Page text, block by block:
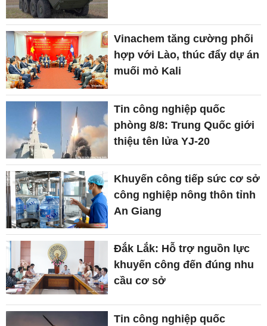
Vinachem tăng cường phối
hợp với Lào, thúc đẩy dự án
muối mỏ Kali
Tin công nghiệp quốc
phòng 8/8: Trung Quốc giới
thiệu tên lửa YJ-20
Khuyến công tiếp sức cơ sở
công nghiệp nông thôn tỉnh
An Giang
Đắk Lắk: Hỗ trợ nguồn lực
khuyến công đến đúng nhu
cầu cơ sở
Tin công nghiệp quốc